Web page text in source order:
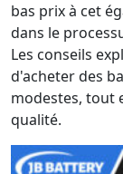
bas prix à cet
dans le
Les conseils
d'acheter des
modestes, tout
qualité.